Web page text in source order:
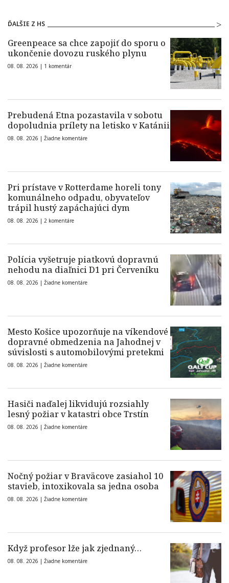
ĎALŠIE Z HS
Greenpeace sa chce zapojiť do sporu o
ukončenie dovozu ruského plynu
08. 08. 2026 | 1 komentár
Prebudená Etna pozastavila v sobotu
dopoludnia prílety na letisko v Katánii
08. 08. 2026 | Žiadne komentáre
Pri prístave v Rotterdame horeli tony
komunálneho odpadu, obyvateľov
trápil hustý zapáchajúci dym
08. 08. 2026 | 2 komentáre
Polícia vyšetruje piatkovú dopravnú
nehodu na diaľnici D1 pri Červeníku
08. 08. 2026 | Žiadne komentáre
Mesto Košice upozorňuje na víkendové
dopravné obmedzenia na Jahodnej v
súvislosti s automobilovými pretekmi
08. 08. 2026 | Žiadne komentáre
Hasiči naďalej likvidujú rozsiahly
lesný požiar v katastri obce Trstín
08. 08. 2026 | Žiadne komentáre
Nočný požiar v Braväcove zasiahol 10
stavieb, intoxikovala sa jedna osoba
08. 08. 2026 | Žiadne komentáre
Když profesor lže jak zjednaný…
08. 08. 2026 | Žiadne komentáre